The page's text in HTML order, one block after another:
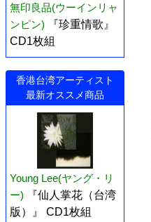
無印良品(ウーインリャ
ンピン)
『珍重情歌』
CD1枚組
香港台湾アーティスト
最新オススメ商品
Young Lee(ヤング・リ
ー)
『仙人掌花（台湾
版）』 CD1枚組